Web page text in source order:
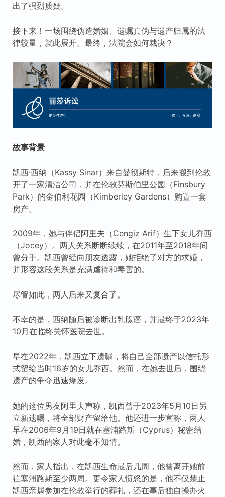
出了强烈质疑。
接下来！一场围绕伪造婚姻、遗嘱真伪与遗产归属的法
律较量，就此展开。最终，法院会如何裁决？
故事背景
凯西·西纳（Kassy Sinar）来自曼彻斯特，后来搬到伦敦
开了一家清洁公司，并在伦敦芬斯伯里公园（Finsbury
Park）的金伯利花园（Kimberley Gardens）购置一套
房产。
2009年，她与伴侣阿里夫（Cengiz Arif）生下女儿乔西
（Jocey）。两人关系断断续续，在2011年至2018年间
曾分手。凯西曾经向朋友透露，她拒绝了对方的求婚，
并形容这段关系是充满虐待和毒害的。
尽管如此，两人后来又复合了。
不幸的是，西纳随后被诊断出乳腺癌，并最终于2023年
10月在临终关怀医院去世。
早在2022年，凯西立下遗嘱，将自己全部遗产以信托形
式留给当时16岁的女儿乔西。然而，在她去世后，围绕
遗产的争夺迅速爆发。
她的这位男友阿里夫声称，凯西曾于2023年5月10日另
立新遗嘱，将全部财产留给他。他还进一步宣称，两人
早在2006年9月19日就在塞浦路斯（Cyprus）秘密结
婚，凯西的家人对此毫不知情。
然而，家人指出，在凯西生命最后几周，他曾离开她前
往塞浦路斯至少两周。更令家人愤怒的是，他不仅禁止
凯西亲属参加在伦敦举行的葬礼，还在事后独自操办火